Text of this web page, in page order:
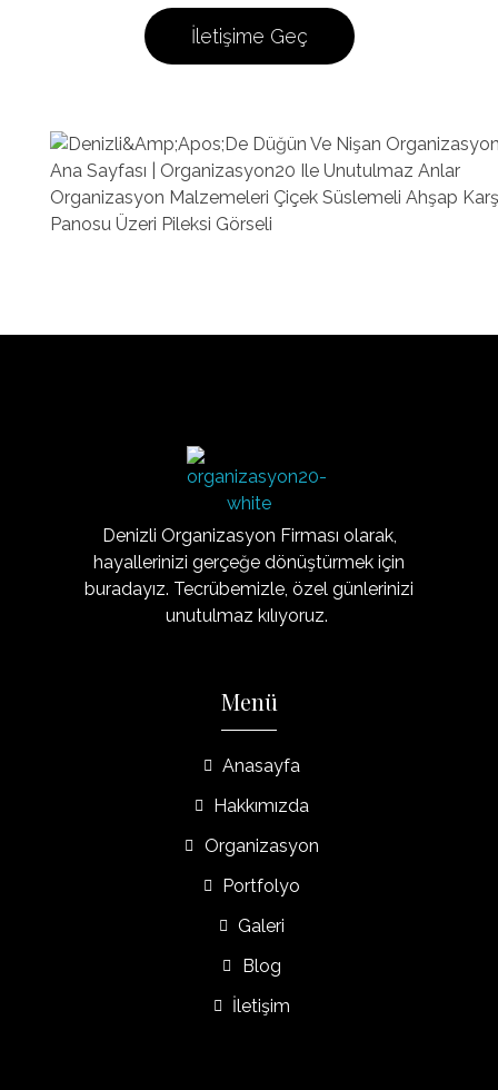
İletişime Geç
Organizasyon20
Denizli Organizasyon Firması olarak,
hayallerinizi gerçeğe dönüştürmek için
buradayız. Tecrübemizle, özel günlerinizi
unutulmaz kılıyoruz.
Menü
Anasayfa
Hakkımızda
Organizasyon
Portfolyo
Galeri
Blog
İletişim